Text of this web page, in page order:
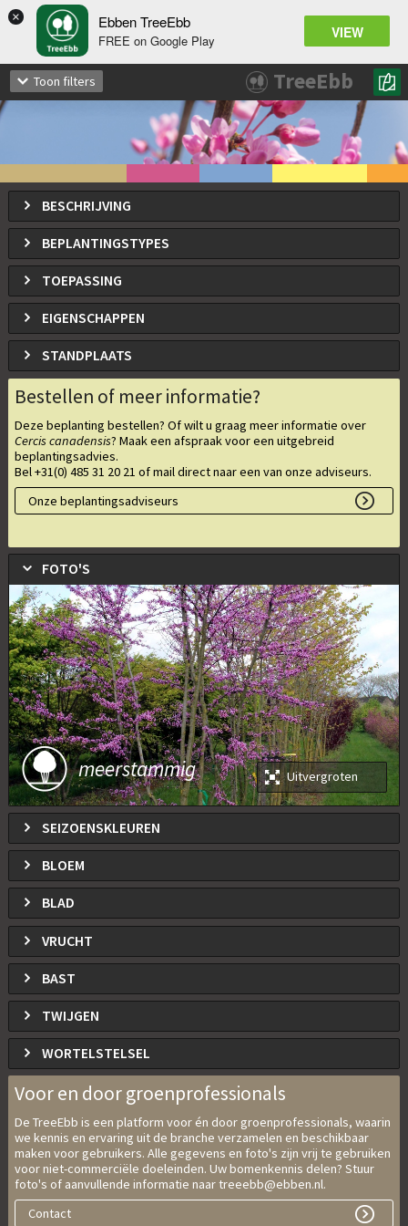
× Ebben TreeEbb
FREE on Google Play VIEW
Cercis canadensis
Amerikaanse Judasboom, Canadese judasboom
BESCHRIJVING
BEPLANTINGSTYPES
TOEPASSING
EIGENSCHAPPEN
STANDPLAATS
Bestellen of meer informatie?
Deze beplanting bestellen? Of wilt u graag meer informatie over
Cercis canadensis? Maak een afspraak voor een uitgebreid
beplantingsadvies.
Bel +31(0) 485 31 20 21 of mail direct naar een van onze adviseurs.
Onze beplantingsadviseurs
FOTO'S
Uitvergroten
meerstammig
SEIZOENSKLEUREN
BLOEM
BLAD
VRUCHT
BAST
TWIJGEN
WORTELSTELSEL
Voor en door groenprofessionals
De TreeEbb is een platform voor én door groenprofessionals, waarin
we kennis en ervaring uit de branche verzamelen en beschikbaar
maken voor gebruikers. Alle gegevens en foto's zijn vrij te gebruiken
voor niet-commerciële doeleinden. Uw bomenkennis delen? Stuur
foto's of aanvullende informatie naar treeebb@ebben.nl.
Contact
Toon filters TreeEbb